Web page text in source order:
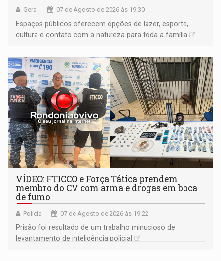
Geral 07 de Agosto de 2026 às 19:30
Espaços públicos oferecem opções de lazer, esporte,
cultura e contato com a natureza para toda a família
VÍDEO: FTICCO e Força Tática prendem
membro do CV com arma e drogas em boca
de fumo
Polícia 07 de Agosto de 2026 às 19:22
Prisão foi resultado de um trabalho minucioso de
levantamento de inteligência policial